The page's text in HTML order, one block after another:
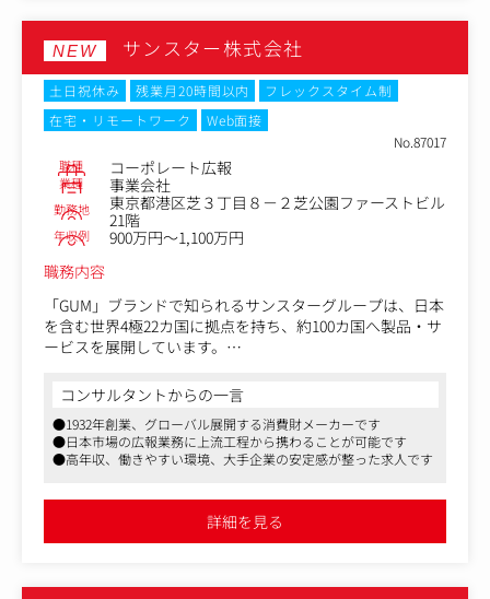
・Instagram（フィード・ストーリーズ）などSNSクリエ
イティブ制作
・ECサイト・Webバナー・LP等のビジュアル制作
・POPUPイベント・店舗販促物・展示物の制作
・商品パッケージ・同梱物・ノベルティなどのデザイン
・その他、ブランドに関わるクリエイティブ制作全般
※ご経験やスキルに応じて担当領域を決定します。
NEW サンスター株式会社
土日祝休み 残業月20時間以内
フレックスタイム制
在宅・リモートワーク
Web面接
No.87017
職種 コーポレート広報
業種 事業会社
勤務地
東京都港区芝３丁目８－２芝公園ファーストビル
21階
年収例
900万円～1,100万円
職務内容
「GUM」ブランドで知られるサンスターグループは、日本
を含む世界4極22カ国に拠点を持ち、約100カ国へ製品・サ
ービスを展開しています。
ポレートコミュニケーションの企画・実行を推進する仕事
です。
企業ブランドや事業理解の向上を支えながら、多様なステ
ークホルダーとの信頼構築に貢献いただきます。
●広報戦略の企画立案および実行
●メディアリレーション構築、取材対応、プレスリリース
コンサルタントからの一言
●1932年創業、グローバル展開する消費財メーカーです
●日本市場の広報業務に上流工程から携わることが可能です
●高年収、働きやすい環境、大手企業の安定感が整った求人です
詳細を見る